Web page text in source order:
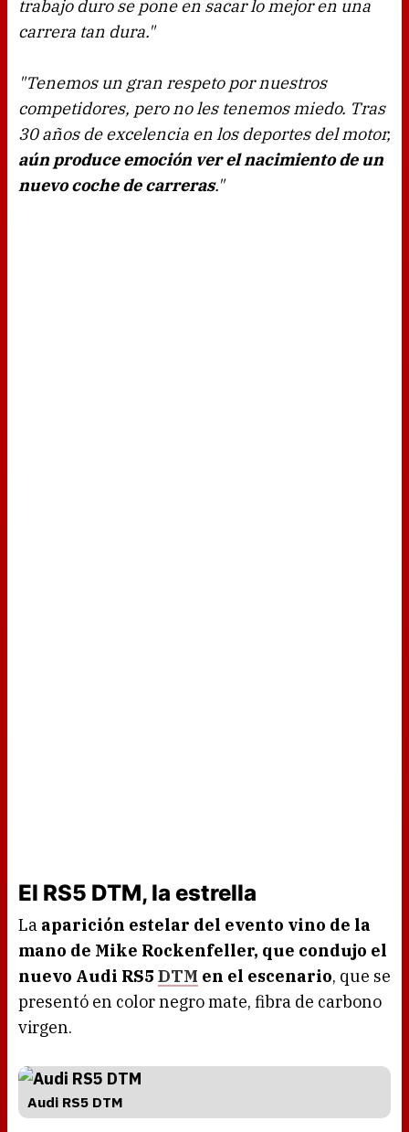
trabajo duro se pone en sacar lo mejor en una
carrera tan dura."
"Tenemos un gran respeto por nuestros
competidores, pero no les tenemos miedo. Tras
30 años de excelencia en los deportes del motor,
aún produce emoción ver el nacimiento de un
nuevo coche de carreras."
El RS5 DTM, la estrella
La aparición estelar del evento vino de la
mano de Mike Rockenfeller, que condujo el
nuevo Audi RS5 DTM en el escenario, que se
presentó en color negro mate, fibra de carbono
virgen.
Audi RS5 DTM